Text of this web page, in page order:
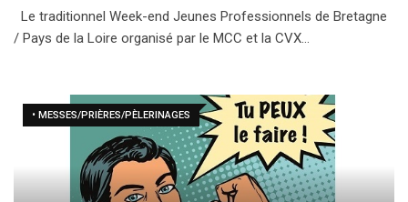
Le traditionnel Week-end Jeunes Professionnels de Bretagne
/ Pays de la Loire organisé par le MCC et la CVX…
• MESSES/PRIÈRES/PÈLERINAGES